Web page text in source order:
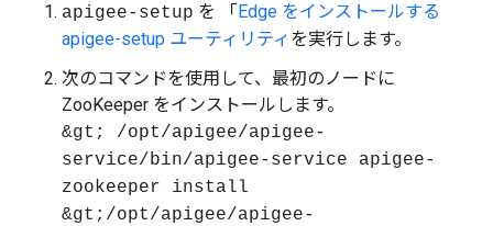
apigee-setup を 「Edge をインストールする
apigee-setup ユーティリティ を実行します。
次のコマンドを使用して、最初のノードに
ZooKeeper をインストールします。
&gt; /opt/apigee/apigee-
service/bin/apigee-service apigee-
zookeeper install
&gt;/opt/apigee/apigee-